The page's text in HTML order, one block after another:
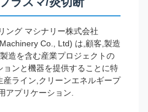
ング マシナリー株式会社
Co., Ltd) は,顧客,製造
造を含む産業プロジェクトの
ョンと機器を提供することに特
ライン,クリーンエネルギープ
アプリケーション.